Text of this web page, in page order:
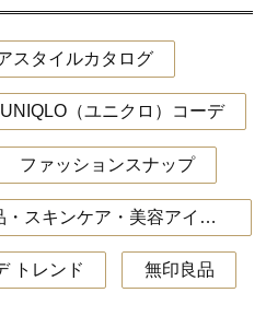
スタイルカタログ
UNIQLO（ユニクロ）コーデ
ファッションスナップ
40代におすすめの化粧品・スキンケア・美容アイテム
トレンド 無印良品